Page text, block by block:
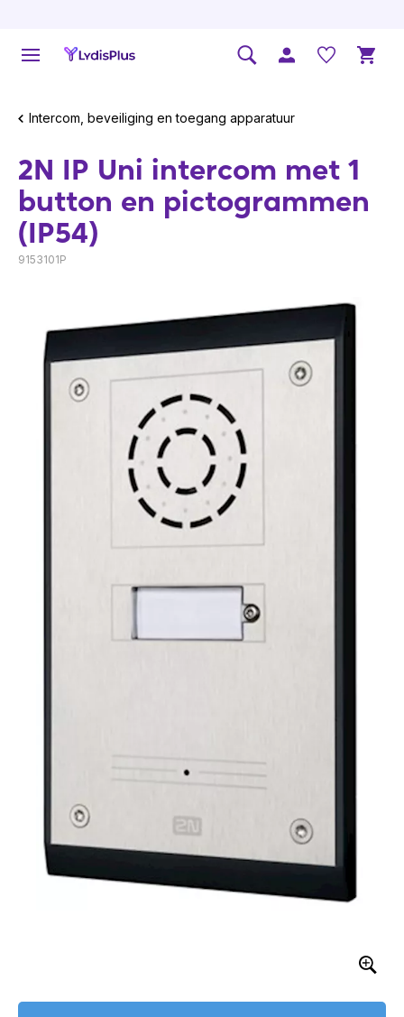
Intercom, beveiliging en toegang apparatuur
2N IP Uni intercom met 1
button en pictogrammen
(IP54)
9153101P